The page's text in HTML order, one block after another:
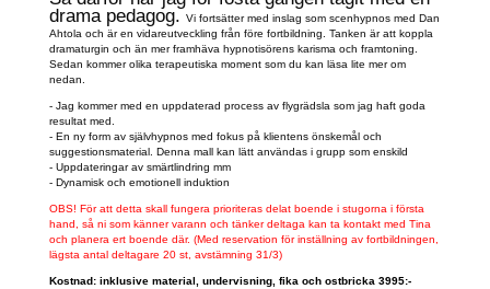
drama pedagog. Vi fortsätter med inslag som scenhypnos med Dan
Ahtola och är en vidareutveckling från före fortbildning. Tanken är att koppla
dramaturgin och än mer framhäva hypnotisörens karisma och framtoning.
Sedan kommer olika terapeutiska moment som du kan läsa lite mer om
nedan.
- Jag kommer med en uppdaterad process av flygrädsla som jag haft goda
resultat med.
- En ny form av självhypnos med fokus på klientens önskemål och
suggestionsmaterial. Denna mall kan lätt användas i grupp som enskild
- Uppdateringar av smärtlindring mm
- Dynamisk och emotionell induktion
OBS! För att detta skall fungera prioriteras delat boende i stugorna i första
hand, så ni som känner varann och tänker deltaga kan ta kontakt med Tina
och planera ert boende där. (Med reservation för inställning av fortbildningen,
lägsta antal deltagare 20 st, avstämning 31/3)
Kostnad: inklusive material, undervisning, fika och ostbricka 3995:-